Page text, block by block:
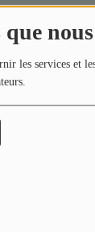
les services et